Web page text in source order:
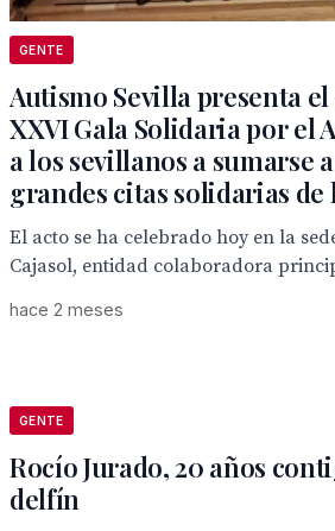
GENTE
Autismo Sevilla presenta
XXVI Gala Solidaria por el
a los sevillanos a sumarse
grandes citas solidarias de
El acto se ha celebrado hoy en la
Cajasol, entidad colaboradora
hace 2 meses
GENTE
Rocío Jurado, 20 años
delfín